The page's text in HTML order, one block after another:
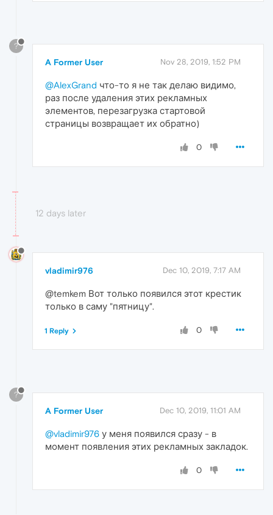
?
A Former User Nov 28, 2019, 1:52 PM
@AlexGrand что-то я не так делаю видимо,
раз после удаления этих рекламных
элементов, перезагрузка стартовой
страницы возвращает их обратно)
0
12 days later
vladimir976 Dec 10, 2019, 7:17 AM
@temkem Вот только появился этот крестик
только в саму "пятницу".
0
1 Reply
?
A Former User Dec 10, 2019, 11:01 AM
@vladimir976 у меня появился сразу - в
момент появления этих рекламных закладок.
0